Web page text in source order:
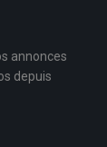
annonces
depuis